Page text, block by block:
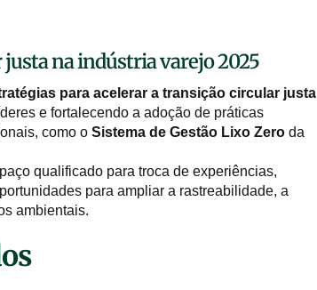
na indústria varejo 2025
para acelerar a transição circular justa
e fortalecendo a adoção de práticas
como o Sistema de Gestão Lixo Zero da
qualificado para troca de experiências,
para ampliar a rastreabilidade, a
ambientais.